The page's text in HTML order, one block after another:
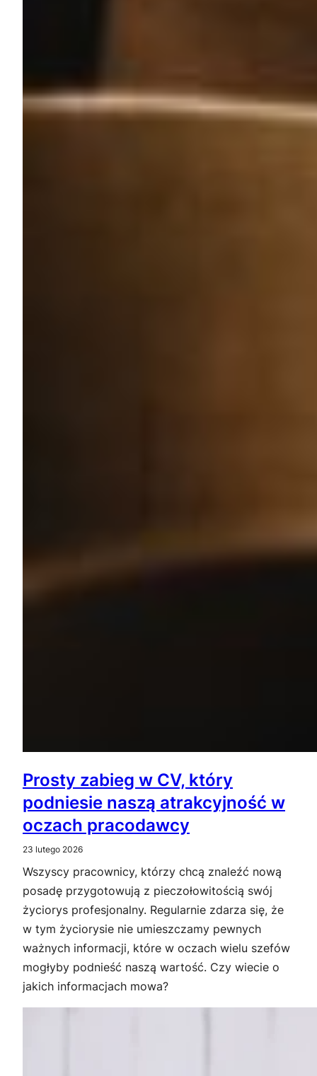
Prosty zabieg w CV, który
podniesie naszą atrakcyjność w
oczach pracodawcy
23 lutego 2026
Wszyscy pracownicy, którzy chcą znaleźć nową
posadę przygotowują z pieczołowitością swój
życiorys profesjonalny. Regularnie zdarza się, że
w tym życiorysie nie umieszczamy pewnych
ważnych informacji, które w oczach wielu szefów
mogłyby podnieść naszą wartość. Czy wiecie o
jakich informacjach mowa?